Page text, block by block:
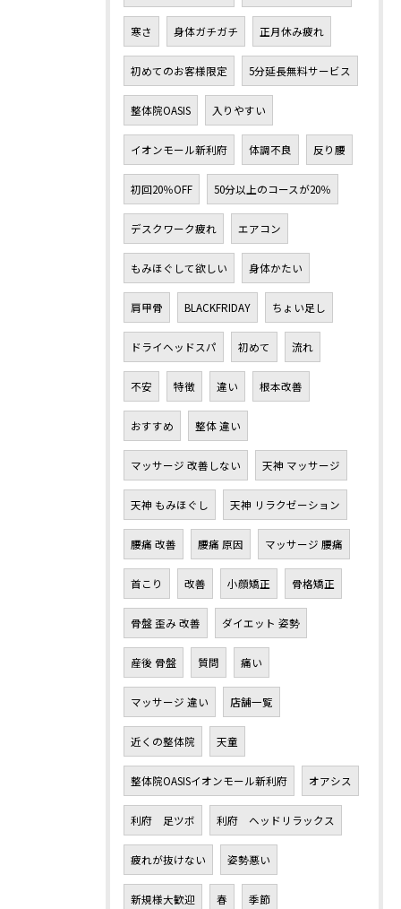
寒さ 身体ガチガチ 正月休み疲れ
初めてのお客様限定 5分延長無料サービス
整体院OASIS 入りやすい
イオンモール新利府 体調不良 反り腰
初回20％OFF 50分以上のコースが20％
デスクワーク疲れ エアコン
もみほぐして欲しい 身体かたい
肩甲骨 BLACKFRIDAY ちょい足し
ドライヘッドスパ 初めて 流れ
不安 特徴 違い 根本改善
おすすめ 整体 違い
マッサージ 改善しない 天神 マッサージ
天神 もみほぐし 天神 リラクゼーション
腰痛 改善 腰痛 原因 マッサージ 腰痛
首こり 改善 小顔矯正 骨格矯正
骨盤 歪み 改善 ダイエット 姿勢
産後 骨盤 質問 痛い
マッサージ 違い 店舗一覧
近くの整体院 天童
整体院OASISイオンモール新利府 オアシス
利府 足ツボ 利府 ヘッドリラックス
疲れが抜けない 姿勢悪い
新規様大歓迎 春 季節